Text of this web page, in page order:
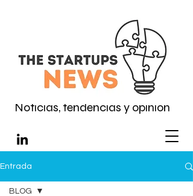
Noticias, tendencias y opinión
Entrada
BLOG